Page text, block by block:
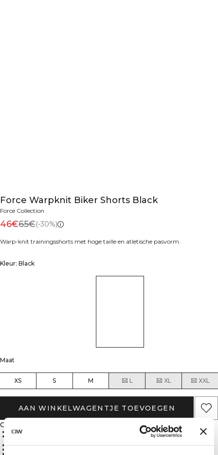
Force Warpknit Biker Shorts Black
Force Collection
46€65€(-30%)
Warp-knit trainingsshorts met hoge taille en atletische pasvorm.
Kleur: Black
Maat
XS S M L XL XXL
AAN WINKELWAGENTJE TOEVOEGEN
Omschrijving
88% Polyamide, 12% Spandex
Duurzaam nylon warp-knit materiaal voor superieure sterkte en
Hoge taille en gestikte tailleband voor een flatterende en veilige pasvorm